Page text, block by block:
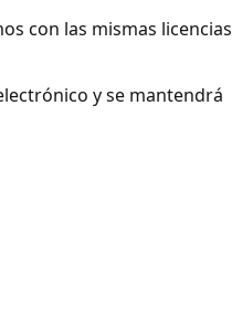
con las mismas licencias
y se mantendrá